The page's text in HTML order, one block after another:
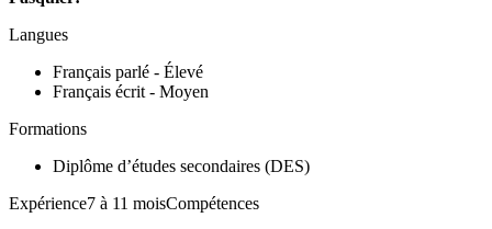
Langues
Français parlé - Élevé
Français écrit - Moyen
Formations
Diplôme d’études secondaires (DES)
Expérience7 à 11 moisCompétences